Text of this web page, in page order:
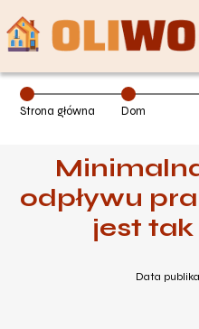
Strona główna Dom
odpływu
jest
Data